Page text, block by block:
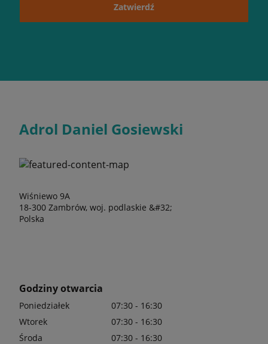
Zatwierdź
Adrol Daniel Gosiewski
Wiśniewo 9A
18-300 Zambrów, woj. podlaskie &#32;
Polska
Godziny otwarcia
Poniedziałek
07:30 - 16:30
Wtorek
07:30 - 16:30
Środa
07:30 - 16:30